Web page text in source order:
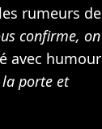
rumeurs de
confirme, on
avec humour
porte et